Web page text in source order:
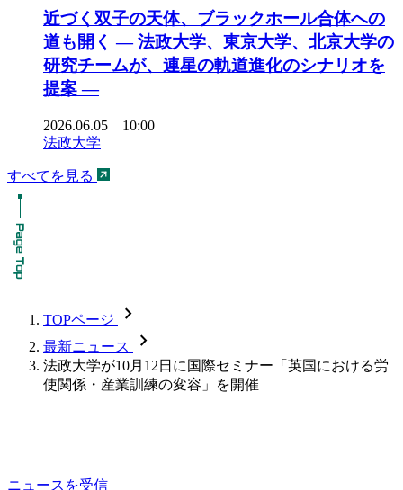
近づく双子の天体、ブラックホール合体への
道も開く ― 法政大学、東京大学、北京大学の
研究チームが、連星の軌道進化のシナリオを
提案 ―
2026.06.05 10:00
法政大学
すべてを見る
TOPページ chevron_forward
最新ニュース chevron_forward
法政大学が10月12日に国際セミナー「英国における労
使関係・産業訓練の変容」を開催
ニュースを受信